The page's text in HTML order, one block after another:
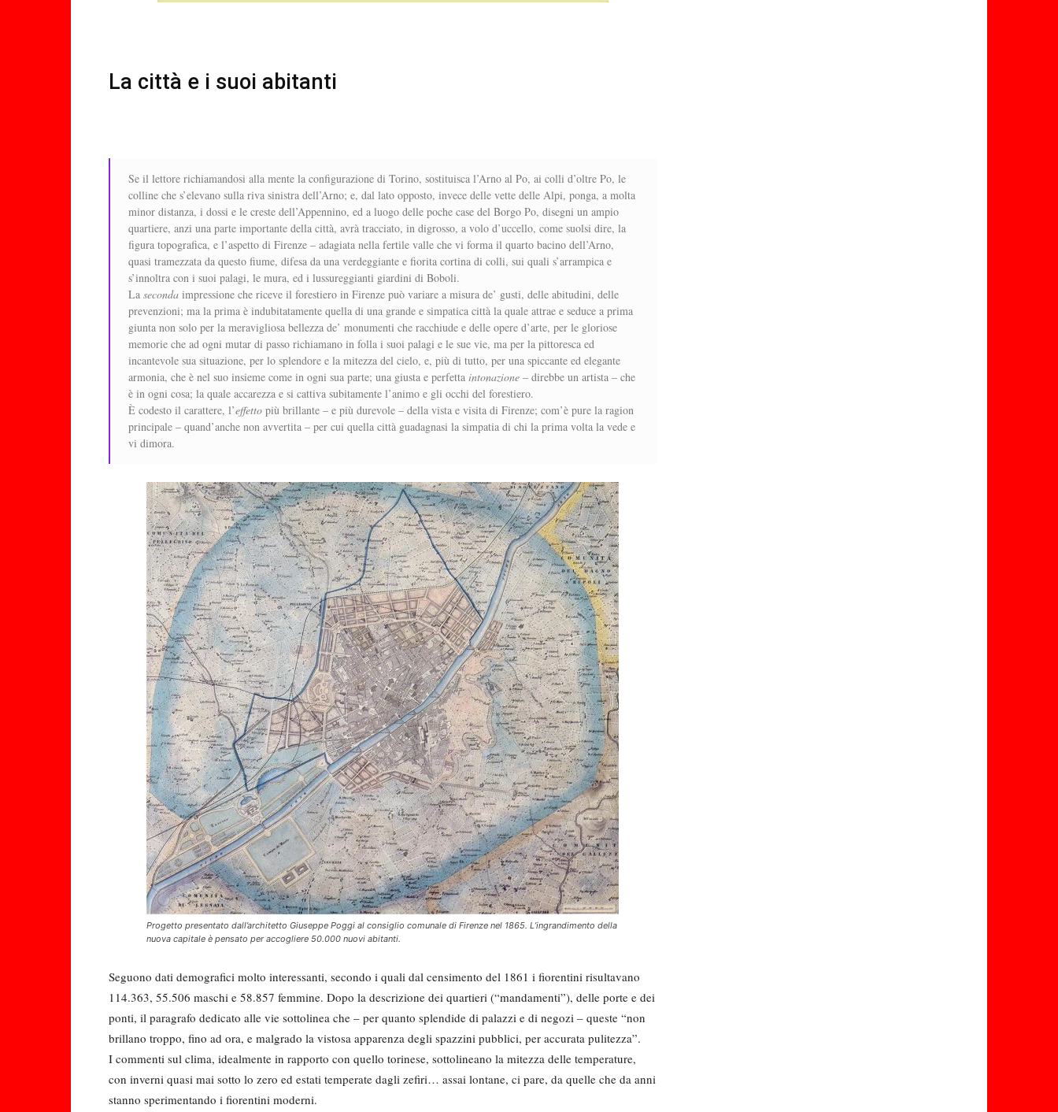
La città e i suoi abitanti
Se il lettore richiamandosi alla mente la configurazione di Torino, sostituisca l’Arno al Po, ai colli d’oltre Po, le
colline che s’elevano sulla riva sinistra dell’Arno; e, dal lato opposto, invece delle vette delle Alpi, ponga, a molta
minor distanza, i dossi e le creste dell’Appennino, ed a luogo delle poche case del Borgo Po, disegni un ampio
quartiere, anzi una parte importante della città, avrà tracciato, in digrosso, a volo d’uccello, come suolsi dire, la
figura topografica, e l’aspetto di Firenze – adagiata nella fertile valle che vi forma il quarto bacino dell’Arno,
quasi tramezzata da questo fiume, difesa da una verdeggiante e fiorita cortina di colli, sui quali s’arrampica e
s’innoltra con i suoi palagi, le mura, ed i lussureggianti giardini di Boboli.
La seconda impressione che riceve il forestiero in Firenze può variare a misura de’ gusti, delle abitudini, delle
prevenzioni; ma la prima è indubitatamente quella di una grande e simpatica città la quale attrae e seduce a prima
giunta non solo per la meravigliosa bellezza de’ monumenti che racchiude e delle opere d’arte, per le gloriose
memorie che ad ogni mutar di passo richiamano in folla i suoi palagi e le sue vie, ma per la pittoresca ed
incantevole sua situazione, per lo splendore e la mitezza del cielo, e, più di tutto, per una spiccante ed elegante
armonia, che è nel suo insieme come in ogni sua parte; una giusta e perfetta intonazione – direbbe un artista – che
è in ogni cosa; la quale accarezza e si cattiva subitamente l’animo e gli occhi del forestiero.
È codesto il carattere, l’effetto più brillante – e più durevole – della vista e visita di Firenze; com’è pure la ragion
principale – quand’anche non avvertita – per cui quella città guadagnasi la simpatia di chi la prima volta la vede e
vi dimora.
Progetto presentato dall’architetto Giuseppe Poggi al consiglio comunale di Firenze nel 1865. L’ingrandimento della
nuova capitale è pensato per accogliere 50.000 nuovi abitanti.
Seguono dati demografici molto interessanti, secondo i quali dal censimento del 1861 i fiorentini risultavano
114.363, 55.506 maschi e 58.857 femmine. Dopo la descrizione dei quartieri (“mandamenti”), delle porte e dei
ponti, il paragrafo dedicato alle vie sottolinea che – per quanto splendide di palazzi e di negozi – queste “non
brillano troppo, fino ad ora, e malgrado la vistosa apparenza degli spazzini pubblici, per accurata pulitezza”.
I commenti sul clima, idealmente in rapporto con quello torinese, sottolineano la mitezza delle temperature,
con inverni quasi mai sotto lo zero ed estati temperate dagli zefiri… assai lontane, ci pare, da quelle che da anni
stanno sperimentando i fiorentini moderni.